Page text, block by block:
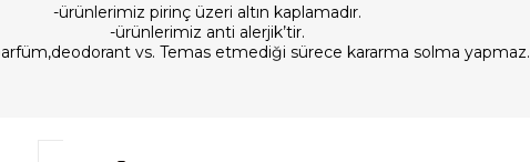
-ürünlerimiz pirinç üzeri altın kaplamadır.
-ürünlerimiz anti alerjik’tir.
vs. Temas etmediği sürece kararma solma yapmaz.